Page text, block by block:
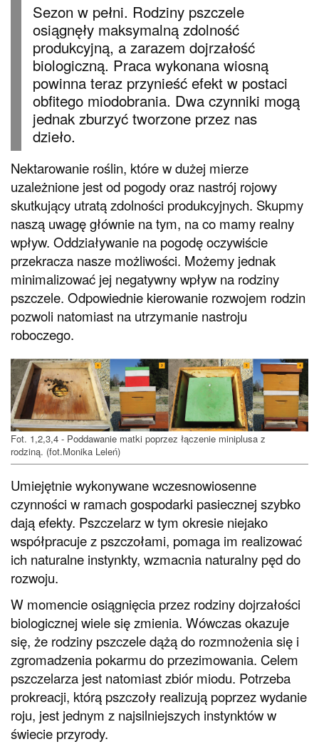
Sezon w pełni. Rodziny pszczele
osiągnęły maksymalną zdolność
produkcyjną, a zarazem dojrzałość
biologiczną. Praca wykonana wiosną
powinna teraz przynieść efekt w postaci
obfitego miodobrania. Dwa czynniki mogą
jednak zburzyć tworzone przez nas
dzieło.
Nektarowanie roślin, które w dużej mierze
uzależnione jest od pogody oraz nastrój rojowy
skutkujący utratą zdolności produkcyjnych. Skupmy
naszą uwagę głównie na tym, na co mamy realny
wpływ. Oddziaływanie na pogodę oczywiście
przekracza nasze możliwości. Możemy jednak
minimalizować jej negatywny wpływ na rodziny
pszczele. Odpowiednie kierowanie rozwojem rodzin
pozwoli natomiast na utrzymanie nastroju
roboczego.
Fot. 1,2,3,4 - Poddawanie matki poprzez łączenie miniplusa z
rodziną. (fot.Monika Leleń)
Umiejętnie wykonywane wczesnowiosenne
czynności w ramach gospodarki pasiecznej szybko
dają efekty. Pszczelarz w tym okresie niejako
współpracuje z pszczołami, pomaga im realizować
ich naturalne instynkty, wzmacnia naturalny pęd do
rozwoju.
W momencie osiągnięcia przez rodziny dojrzałości
biologicznej wiele się zmienia. Wówczas okazuje
się, że rodziny pszczele dążą do rozmnożenia się i
zgromadzenia pokarmu do przezimowania. Celem
pszczelarza jest natomiast zbiór miodu. Potrzeba
prokreacji, którą pszczoły realizują poprzez wydanie
roju, jest jednym z najsilniejszych instynktów w
świecie przyrody.